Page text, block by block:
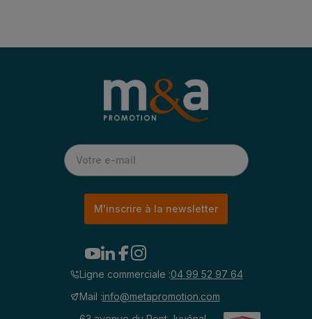
Ligne commerciale :04 99 52 97 64
Mail :info@metapromotion.com
M'inscrire à la newsletter